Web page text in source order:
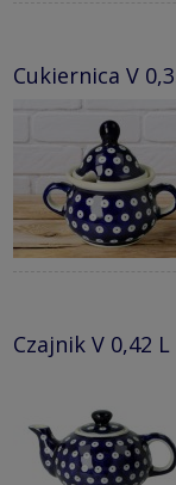
Cukiernica V
Czajnik V 0,42 L